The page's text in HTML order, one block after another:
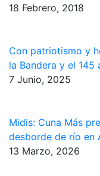
18 Febrero, 2018
Con patriotismo y
la Bandera y el
7 Junio, 2025
Midis: Cuna Más
desborde de río en
13 Marzo, 2026